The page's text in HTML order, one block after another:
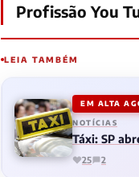
Profissão You
LEIA TAMBÉM
EM ALTA
NOTÍCIAS
Táxi: SP
25 2